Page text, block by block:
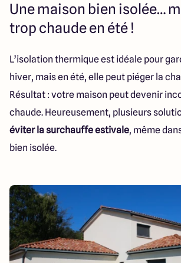
Maisons ARLOGIS Nord
Lille - Villeneuve d'Ascq
4.4
Une maison bien isolée…
trop chaude en été !
L’isolation thermique est idéale pour
hiver, mais en été, elle peut piéger la
Résultat : votre maison peut devenir
chaude. Heureusement, plusieurs
éviter la surchauffe estivale, même
bien isolée.